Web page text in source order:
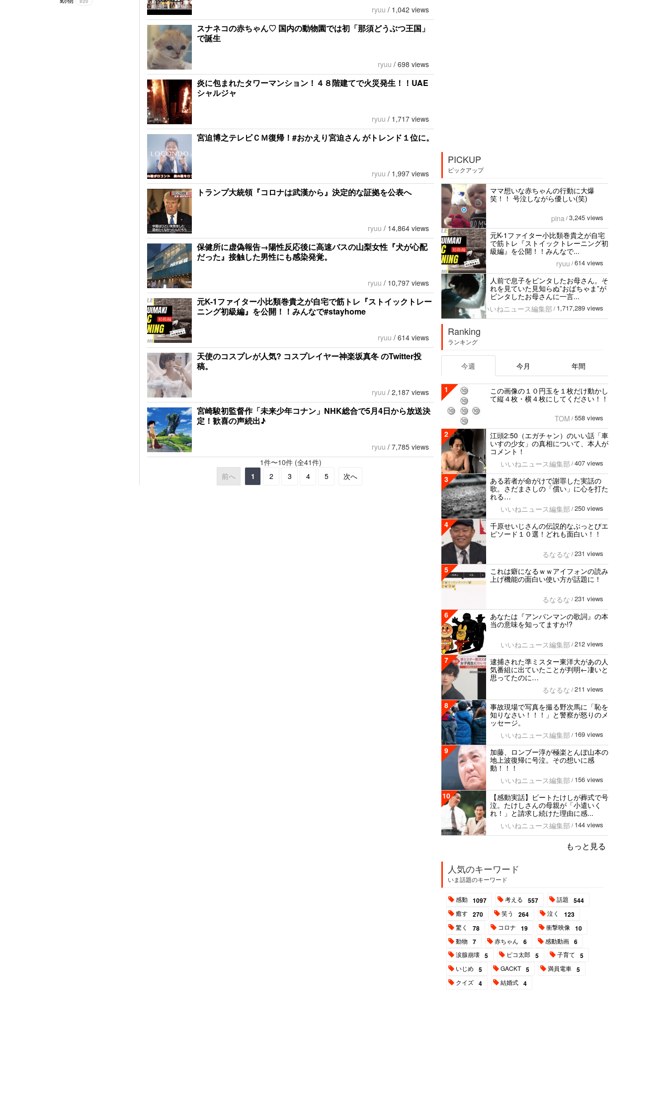
ryuu / 1,042 views
スナネコの赤ちゃん♡ 国内の動物園では初「那須どうぶつ王国」
で誕生
ryuu / 698 views
炎に包まれたタワーマンション！４８階建てで火災発生！！UAE
シャルジャ
ryuu / 1,717 views
宮迫博之テレビＣＭ復帰！#おかえり宮迫さん がトレンド１位に。
ryuu / 1,997 views
トランプ大統領『コロナは武漢から』決定的な証拠を公表へ
ryuu / 14,864 views
保健所に虚偽報告→陽性反応後に高速バスの山梨女性『犬が心配
だった』接触した男性にも感染発覚。
ryuu / 10,797 views
元K-1ファイター小比類巻貴之が自宅で筋トレ『ストイックトレー
ニング初級編』を公開！！みんなで#stayhome
ryuu / 614 views
天使のコスプレが人気? コスプレイヤー神楽坂真冬 のTwitter投
稿。
ryuu / 2,187 views
宮崎駿初監督作「未来少年コナン」NHK総合で5月4日から放送決
定！歓喜の声続出♪
ryuu / 7,785 views
1件〜10件 (全41件)
前へ
1 2 3 4 5 次へ
PICKUP
ピックアップ
ママ想いな赤ちゃんの行動に大爆
笑！！ 号泣しながら優しい(笑)
pina / 3,245 views
元K-1ファイター小比類巻貴之が自宅
で筋トレ『ストイックトレーニング初
級編』を公開！！みんなで...
ryuu / 614 views
人前で息子をビンタしたお母さん。そ
れを見ていた見知らぬ”おばちゃま”が
ビンタしたお母さんに一言...
いいねニュース編集部 / 1,717,289 views
Ranking
ランキング
今週 今月 年間
1
この画像の１０円玉を１枚だけ動かし
て縦４枚・横４枚にしてください！！
TOM / 558 views
2
江頭2:50（エガチャン）のいい話「車
いすの少女」の真相について、本人が
コメント！
いいねニュース編集部 / 407 views
3
ある若者が命がけで謝罪した実話の
歌。さだまさしの「償い」に心を打た
れる…
いいねニュース編集部 / 250 views
4
千原せいじさんの伝説的なぶっとびエ
ピソード１０選！どれも面白い！！
るなるな / 231 views
5
これは癖になるｗｗアイフォンの読み
上げ機能の面白い使い方が話題に！
るなるな / 231 views
6
あなたは『アンパンマンの歌詞』の本
当の意味を知ってますか!?
いいねニュース編集部 / 212 views
7
逮捕された準ミスター東洋大があの人
気番組に出ていたことが判明←凄いと
思ってたのに…
るなるな / 211 views
8
事故現場で写真を撮る野次馬に「恥を
知りなさい！！！」と警察が怒りのメ
ッセージ。
いいねニュース編集部 / 169 views
9
加藤、ロンブー淳が極楽とんぼ山本の
地上波復帰に号泣。その想いに感
動！！！
いいねニュース編集部 / 156 views
10
【感動実話】ビートたけしが葬式で号
泣。たけしさんの母親が「小遣いく
れ！」と請求し続けた理由に感...
いいねニュース編集部 / 144 views
もっと見る
人気のキーワード
いま話題のキーワード
感動 1097 考える 557 話題 544
癒す 270 笑う 264 泣く 123
驚く 78 コロナ 19 衝撃映像 10
動物 7 赤ちゃん 6 感動動画 6
涙腺崩壊 5 ピコ太郎 5 子育て 5
いじめ 5 GACKT 5 満員電車 5
クイズ 4 結婚式 4